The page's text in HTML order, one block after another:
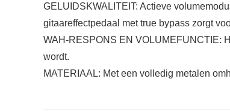
GELUIDSKWALITEIT: Actieve
gitaareffectpedaal met true bypass zorgt
WAH-RESPONS EN VOLUMEFUNCTIE:
wordt.
MATERIAAL: Met een volledig metalen